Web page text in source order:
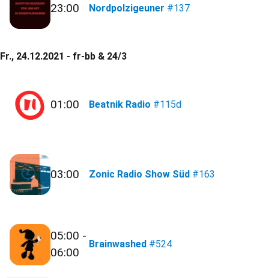
23:00 Nordpolzigeuner #137
Fr., 24.12.2021 - fr-bb & 24/3
01:00 Beatnik Radio #115d
03:00 Zonic Radio Show Süd #163
05:00 -
06:00
Brainwashed #524